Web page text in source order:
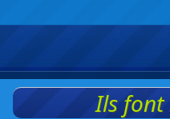
Ils font